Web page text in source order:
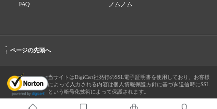
FAQ
ノムノム
-
↑ ページの先頭へ
当サイトはDigiCert社発行のSSL電子証明書を使用しており、お客様
によって入力される内容は個人情報保護方針に基づき送信時にSSL
という暗号化技術によって保護されます。